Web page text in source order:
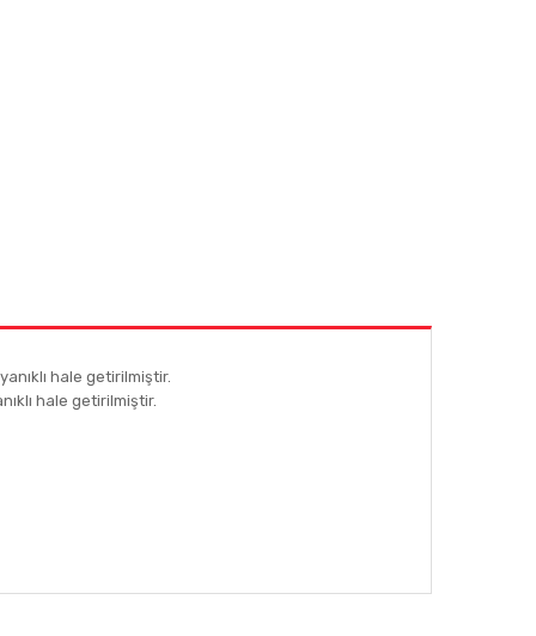
hale getirilmiştir.
hale getirilmiştir.